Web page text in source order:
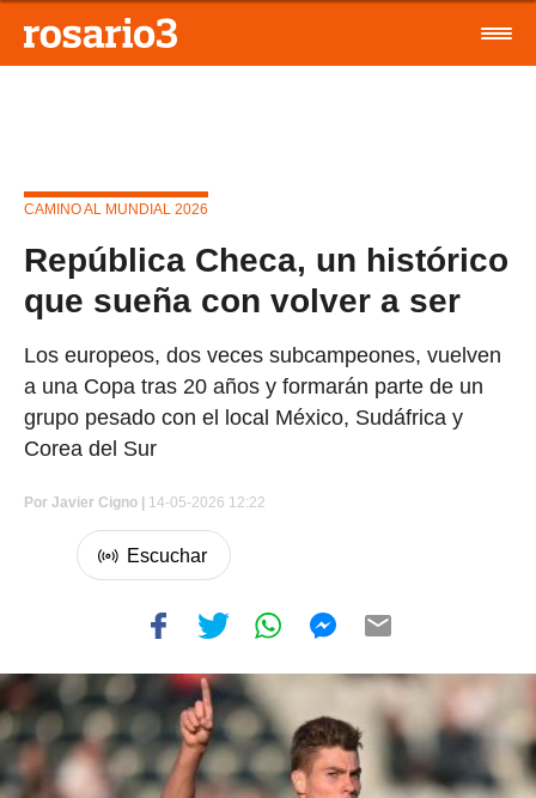
CAMINO AL MUNDIAL 2026
República Checa, un histórico
que sueña con volver a ser
Los europeos, dos veces subcampeones, vuelven
a una Copa tras 20 años y formarán parte de un
grupo pesado con el local México, Sudáfrica y
Corea del Sur
Por Javier Cigno 14-05-2026 12:22